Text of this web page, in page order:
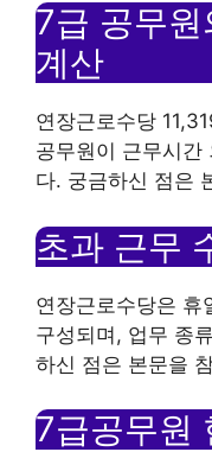
7급 공무
계산
연장근로수당
공무원이 근무시간
다. 궁금하신 점은
초과 근무
연장근로수당은 휴
구성되며, 업무 종
하신 점은 본문을
7급공무원